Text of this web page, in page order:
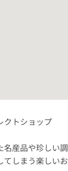
クトショップ
名産品や珍しい調
てしまう楽しいお